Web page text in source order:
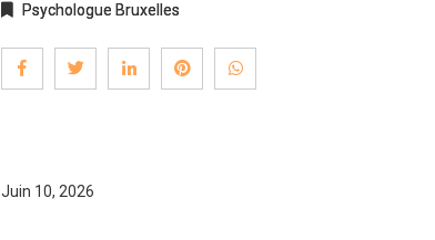
Psychologue Bruxelles
Juin 10, 2026